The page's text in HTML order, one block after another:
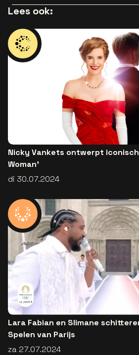
HEARTS [trailer]
Lees ook:
Nicky Vankets ontwerpt
Woman'
di 30.07.2024
Lara Fabian en Slimane
Spelen van Parijs
za 27.07.2024